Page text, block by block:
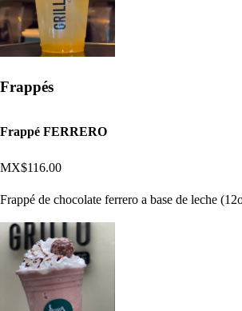
Frappés
Frappé FERRERO
MX$116.00
Frappé de chocolate ferrero a base de leche